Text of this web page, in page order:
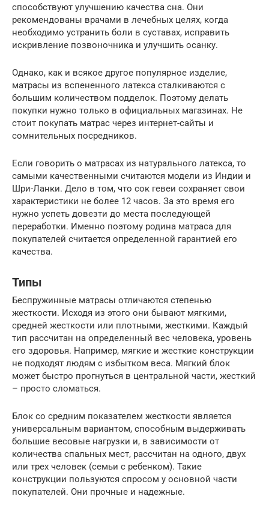
способствуют улучшению качества сна. Они
рекомендованы врачами в лечебных целях, когда
необходимо устранить боли в суставах, исправить
искривление позвоночника и улучшить осанку.
Однако, как и всякое другое популярное изделие,
матрасы из вспененного латекса сталкиваются с
большим количеством подделок. Поэтому делать
покупки нужно только в официальных магазинах. Не
стоит покупать матрас через интернет-сайты и
сомнительных посредников.
Если говорить о матрасах из натурального латекса, то
самыми качественными считаются модели из Индии и
Шри-Ланки. Дело в том, что сок гевеи сохраняет свои
характеристики не более 12 часов. За это время его
нужно успеть довезти до места последующей
переработки. Именно поэтому родина матраса для
покупателей считается определенной гарантией его
качества.
Типы
Беспружинные матрасы отличаются степенью
жесткости. Исходя из этого они бывают мягкими,
средней жесткости или плотными, жесткими. Каждый
тип рассчитан на определенный вес человека, уровень
его здоровья. Например, мягкие и жесткие конструкции
не подходят людям с избытком веса. Мягкий блок
может быстро прогнуться в центральной части, жесткий
– просто сломаться.
Блок со средним показателем жесткости является
универсальным вариантом, способным выдерживать
большие весовые нагрузки и, в зависимости от
количества спальных мест, рассчитан на одного, двух
или трех человек (семьи с ребенком). Такие
конструкции пользуются спросом у основной части
покупателей. Они прочные и надежные.